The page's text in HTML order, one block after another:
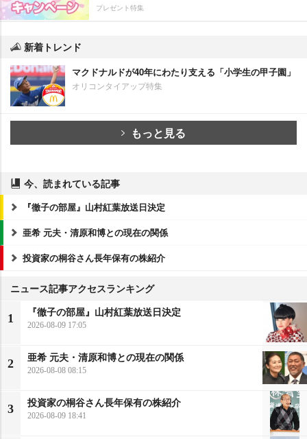
プレゼント特集
新着トレンド
マクドナルドが40年にわたり支える「小学生の甲子園」
オリコンタイアップ特集
もっと見る
今、読まれている記事
『徹子の部屋』山村紅葉放送日決定
亜希 元夫・清原和博との現在の関係
投資家の桐谷さん長年保有の株紹介
ニュース記事アクセスランキング
1
『徹子の部屋』山村紅葉放送日決定
2026-08-09 17:05
2
亜希 元夫・清原和博との現在の関係
2026-08-08 08:15
3
投資家の桐谷さん長年保有の株紹介
2026-08-09 18:41